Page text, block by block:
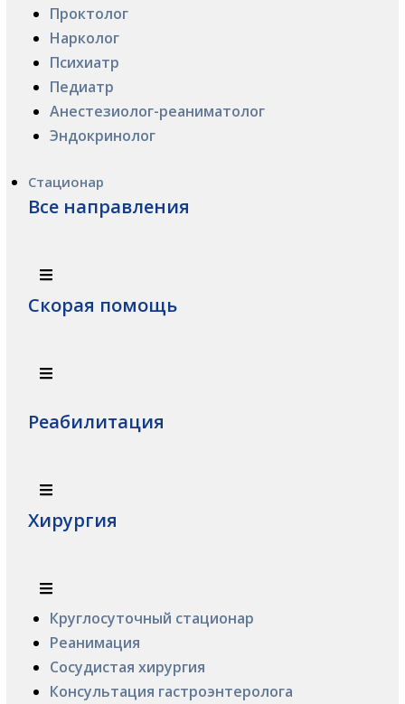
Проктолог
Нарколог
Психиатр
Педиатр
Анестезиолог-реаниматолог
Эндокринолог
Стационар
Все направления
Скорая помощь
Реабилитация
Хирургия
Круглосуточный стационар
Реанимация
Сосудистая хирургия
Консультация гастроэнтеролога